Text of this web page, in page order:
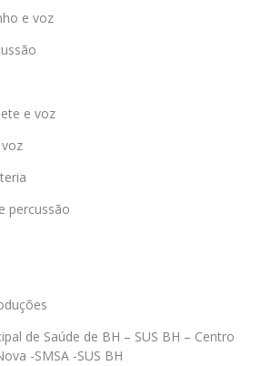
e voz
e voz
percussão
de Saúde de BH – SUS BH – Centro
-SMSA -SUS BH